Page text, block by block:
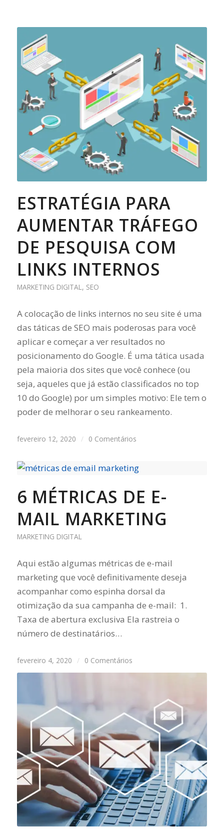
ESTRATÉGIA PARA
AUMENTAR TRÁFEGO
DE PESQUISA COM
LINKS INTERNOS
MARKETING DIGITAL , SEO
A colocação de links internos no seu site é uma
das táticas de SEO mais poderosas para você
aplicar e começar a ver resultados no
posicionamento do Google. É uma tática usada
pela maioria dos sites que você conhece (ou
seja, aqueles que já estão classificados no top
10 do Google) por um simples motivo: Ele tem o
poder de melhorar o seu rankeamento.
fevereiro 12, 2020 / 0 Comentários
6 MÉTRICAS DE E-
MAIL MARKETING
MARKETING DIGITAL
Aqui estão algumas métricas de e-mail
marketing que você definitivamente deseja
acompanhar como espinha dorsal da
otimização da sua campanha de e-mail: 1.
Taxa de abertura exclusiva Ela rastreia o
número de destinatários…
fevereiro 4, 2020 / 0 Comentários